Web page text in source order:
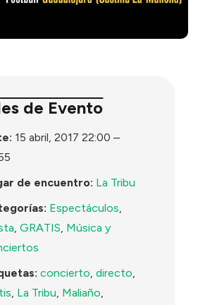
de Evento
15 abril, 2017 22:00 –
de encuentro: La Tribu
Espectáculos,
,GRATIS, Música y
concierto,directo,
, La Tribu, Maliaño,